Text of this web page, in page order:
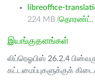
libreoffice-
224 MB (தொரண்ட் ,
இயங்குதளங்கள்
லிப்ரெஓபிஸ் 26.2.4
கட்டமைப்புகளுக்குக்